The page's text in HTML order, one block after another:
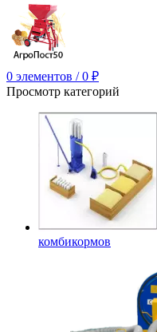
0 элементов / 0 ₽
Просмотр категорий
комбикормов